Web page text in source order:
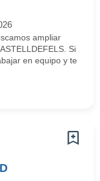
ampliar
Si
en equipo y te